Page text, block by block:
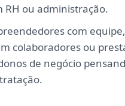
RH ou administração.
com
colaboradores ou
de negócio